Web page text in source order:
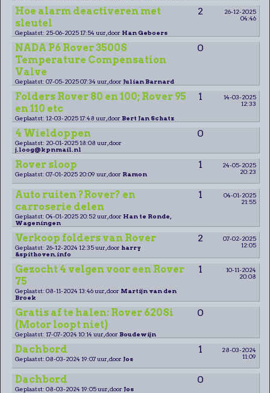
Hoe alarm deactiveren met
sleutel
2
26-12-2025
04:46
Geplaatst: 25-06-2025 17:54 uur, door Han Geboers
NADA P6 Rover 3500S
Temperature Compensation
Valve
0
Geplaatst: 07-05-2025 07:34 uur, door Julian Barnard
Folders Rover 80 en 100; Rover 95
en 110 etc
1
14-03-2025
12:33
Geplaatst: 12-03-2025 17:48 uur, door Bert Jan Schatz
4 Wieldoppen 0
Geplaatst: 20-01-2025 18:08 uur, door
j.loog@kpnmail.nl
Rover sloop 1
24-05-2025
20:23
Geplaatst: 07-01-2025 20:09 uur, door Ramon
Auto ruiten ?Rover? en
carroserie delen
1
04-01-2025
21:55
Geplaatst: 04-01-2025 20:52 uur, door Han te Ronde,
Wageningen
Verkoop folders van Rover 2
07-02-2025
12:05
Geplaatst: 26-12-2024 12:35 uur, door harry
&spithoven.info
Gezocht 4 velgen voor een Rover
75
1
10-11-2024
20:08
Geplaatst: 08-11-2024 13:46 uur, door Martijn van den
Broek
Gratis af te halen: Rover 620Si
(Motor loopt niet)
0
Geplaatst: 17-07-2024 10:14 uur, door Boudewijn
Dachbord 1
28-03-2024
11:09
Geplaatst: 08-03-2024 19:07 uur, door Jos
Dachbord 0
Geplaatst: 08-03-2024 19:05 uur, door Jos